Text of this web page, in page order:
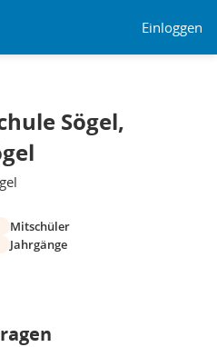
Einloggen
Sögel,
Mitschüler
Jahrgänge